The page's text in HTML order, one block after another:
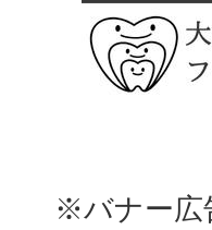
※バナー広